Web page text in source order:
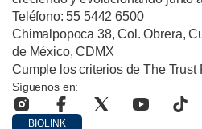
Teléfono: 55 5442 6500
Chimalpopoca 38, Col. Obrera,
de México, CDMX
Cumple los criterios de The Trust
Síguenos en:
BIOLINK